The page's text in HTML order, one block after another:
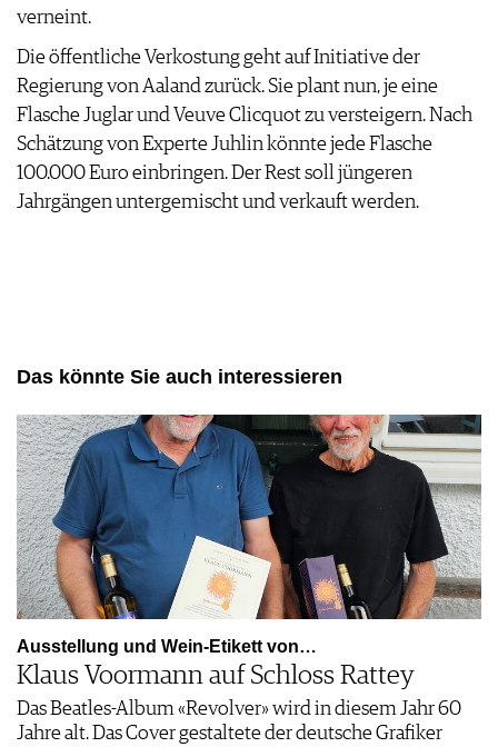
verneint.
Die öffentliche Verkostung geht auf Initiative der
Regierung von Aaland zurück. Sie plant nun, je eine
Flasche Juglar und Veuve Clicquot zu versteigern. Nach
Schätzung von Experte Juhlin könnte jede Flasche
100.000 Euro einbringen. Der Rest soll jüngeren
Jahrgängen untergemischt und verkauft werden.
Das könnte Sie auch interessieren
Ausstellung und Wein-Etikett von…
Klaus Voormann auf Schloss Rattey
Das Beatles-Album «Revolver» wird in diesem Jahr 60
Jahre alt. Das Cover gestaltete der deutsche Grafiker